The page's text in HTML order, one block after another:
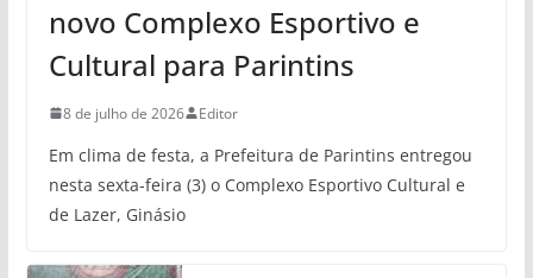
novo Complexo Esportivo e
Cultural para Parintins
8 de julho de 2026 Editor
Em clima de festa, a Prefeitura de Parintins entregou
nesta sexta-feira (3) o Complexo Esportivo Cultural e
de Lazer, Ginásio